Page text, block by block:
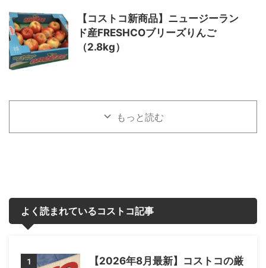
【コストコ新商品】ニュージーラン
ド産FRESHCOブリーズりんご
（2.8kg）
もっと読む
よく読まれているコストコ記事
1
【2026年8月最新】コストコの厳